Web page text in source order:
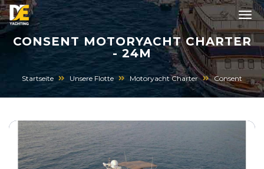
CONSENT MOTORYACHT CHARTER
- 24M
Startseite Unsere Flotte Motoryacht Charter Consent